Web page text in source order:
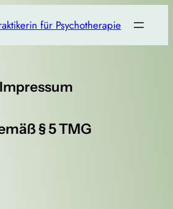
für Psychotherapie
Impressum
§ 5 TMG